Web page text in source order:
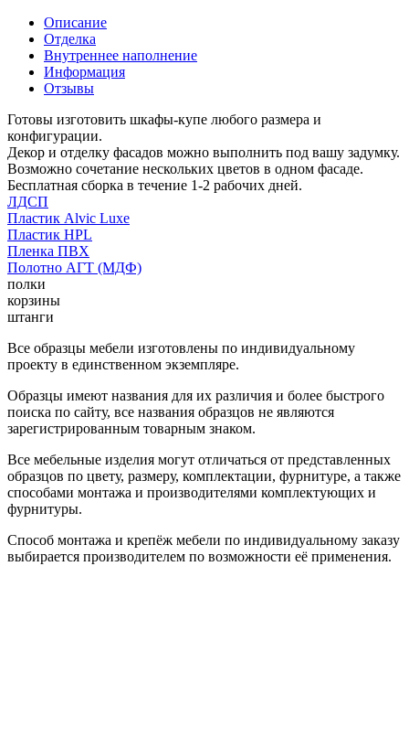
Описание
Отделка
Внутреннее наполнение
Информация
Отзывы
Готовы изготовить шкафы-купе любого размера и
конфигурации.
Декор и отделку фасадов можно выполнить под вашу задумку.
Возможно сочетание нескольких цветов в одном фасаде.
Бесплатная сборка в течение 1-2 рабочих дней.
ЛДСП
Пластик Alvic Luxe
Пластик HPL
Пленка ПВХ
Полотно АГТ (МДФ)
полки
корзины
штанги
Все образцы мебели изготовлены по индивидуальному
проекту в единственном экземпляре.
Образцы имеют названия для их различия и более быстрого
поиска по сайту, все названия образцов не являются
зарегистрированным товарным знаком.
Все мебельные изделия могут отличаться от представленных
образцов по цвету, размеру, комплектации, фурнитуре, а также
способами монтажа и производителями комплектующих и
фурнитуры.
Способ монтажа и крепёж мебели по индивидуальному заказу
выбирается производителем по возможности её применения.